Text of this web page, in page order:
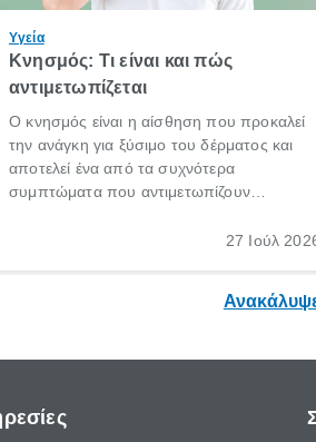
Υγεία
Κνησμός: Τι είναι και πώς
αντιμετωπίζεται
Ο κνησμός είναι η αίσθηση που προκαλεί
την ανάγκη για ξύσιμο του δέρματος και
αποτελεί ένα από τα συχνότερα
συμπτώματα που αντιμετωπίζουν
πληροφορίες για το «κνησμός τι είναι»,
27 Ιούλ